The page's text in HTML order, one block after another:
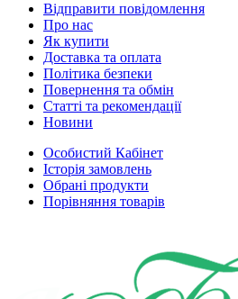
Відправити повідомлення
Про нас
Як купити
Доставка та оплата
Політика безпеки
Повернення та обмін
Статті та рекомендації
Новини
Особистий Кабінет
Історія замовлень
Обрані продукти
Порівняння товарів